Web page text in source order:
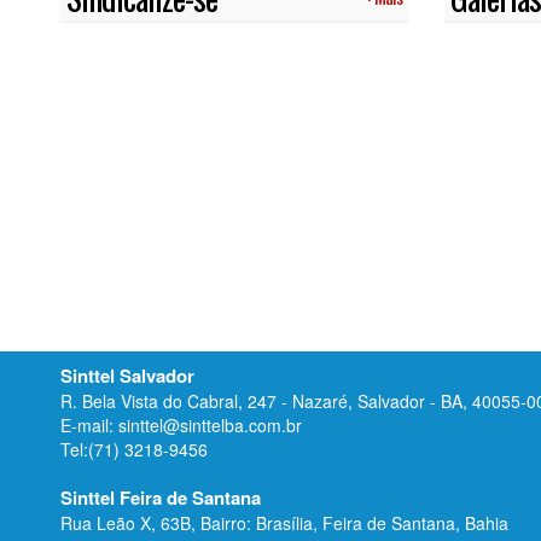
Sinttel Salvador
R. Bela Vista do Cabral, 247 - Nazaré, Salvador - BA, 40055-
E-mail: sinttel@sinttelba.com.br
Tel:(71) 3218-9456
Sinttel Feira de Santana
Rua Leão X, 63B, Bairro: Brasília, Feira de Santana, Bahia